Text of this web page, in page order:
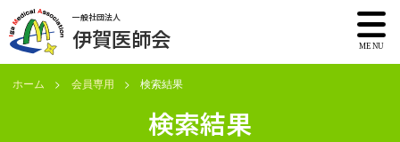
一般社団法人
伊賀医師会
ホーム 会員専用 検索結果
検索結果